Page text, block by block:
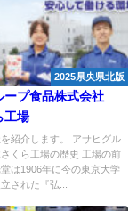
2025県央県北版
ープ食品株式会社
工場
紹介します。 アサヒグル
くら工場の歴史 工場の前
は1906年に今の東京大学
された『弘...